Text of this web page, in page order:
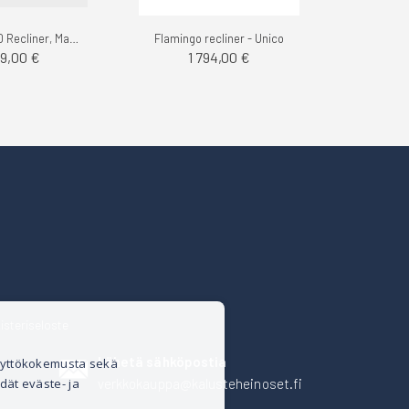
€
Flamingo recliner - Unico
1 794,00 €
Lähetä sähköpostia
verkkokauppa@kalusteheinoset.fi
sekä
eväste- ja